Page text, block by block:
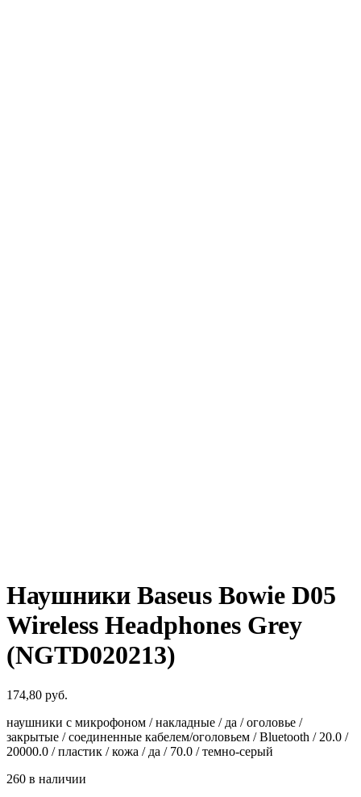
Наушники Baseus Bowie D05
Wireless Headphones Grey
(NGTD020213)
174,80 руб.
наушники с микрофоном / накладные / да / оголовье /
закрытые / соединенные кабелем/оголовьем / Bluetooth / 20.0 /
20000.0 / пластик / кожа / да / 70.0 / темно-серый
260 в наличии